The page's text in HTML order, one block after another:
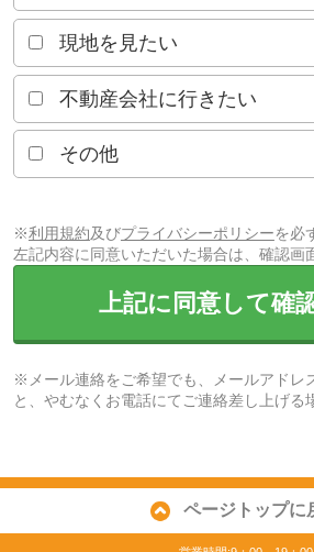
現地を見たい
不動産会社に行きたい
その他
※利用規約及びプライバシーポリシーを必
左記内容に同意いただいた場合は、確認画
上記に同意して確
※メール連絡をご希望でも、メールアドレ
と、やむなくお電話にてご連絡差し上げる
ページトップに